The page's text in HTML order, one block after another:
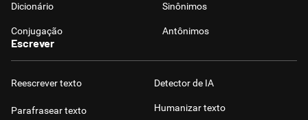
Dicionário Sinônimos
Conjugação Antônimos
Escrever
Reescrever texto
Parafrasear texto
Detector de IA
Humanizar texto